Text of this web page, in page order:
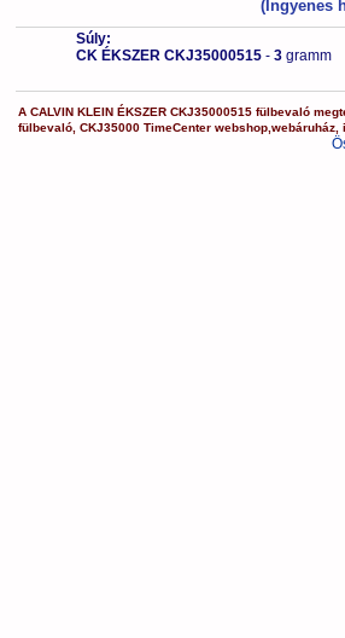
(Ingyenes
Súly:
CK ÉKSZER CKJ35000515 - 3 gramm
ACALVIN KLEIN ÉKSZER CKJ35000515 fülbevaló
fülbevaló ,CKJ35000 TimeCenter webshop ,webáruház ,